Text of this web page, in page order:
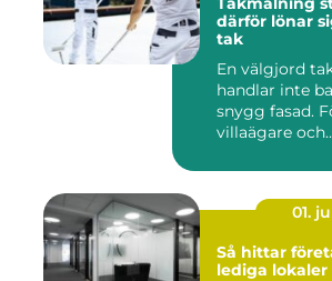
därför lönar
tak
En välgjord
handlar inte
snygg fasad.
villaägare och
01.
Så hittar
lediga lokaler